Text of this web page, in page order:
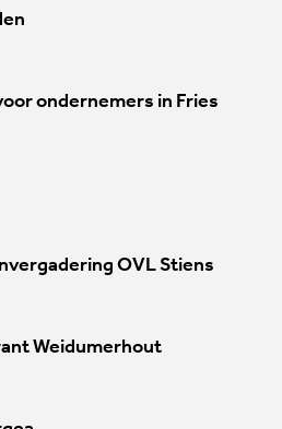
ondernemers in Fries
OVL Stiens
Weidumerhout